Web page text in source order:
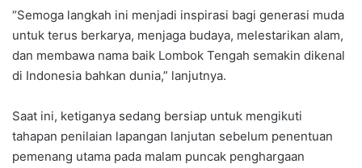
“Semoga langkah ini menjadi inspirasi bagi generasi muda
untuk terus berkarya, menjaga budaya, melestarikan alam,
dan membawa nama baik Lombok Tengah semakin dikenal
di Indonesia bahkan dunia,” lanjutnya.
Saat ini, ketiganya sedang bersiap untuk mengikuti
tahapan penilaian lapangan lanjutan sebelum penentuan
pemenang utama pada malam puncak penghargaan